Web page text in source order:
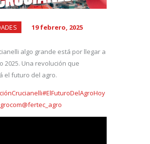
19 febrero, 2025
algo grande está por llegar a
2025. Una revolución que
el futuro del agro.
#ElFuturoDelAgroHoy
@fertec_agro